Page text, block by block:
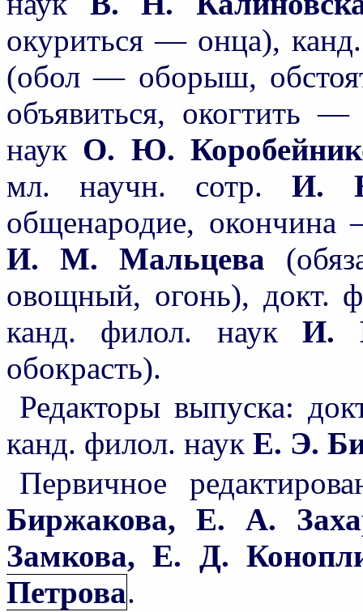
окуриться — онца),
(обол — оборыш,
объявиться, окогтить —
наук О. Ю.
мл. научн. сотр.И.
общенародие,
И. М. Мальцева
овощный, огонь), докт.
канд. филол. наукИ.
обокрасть).
Редакторы выпуска:
канд. филол. наук Е. Э.
Первичное
Биржакова, Е. А.
Замкова, Е. Д.
Петрова.